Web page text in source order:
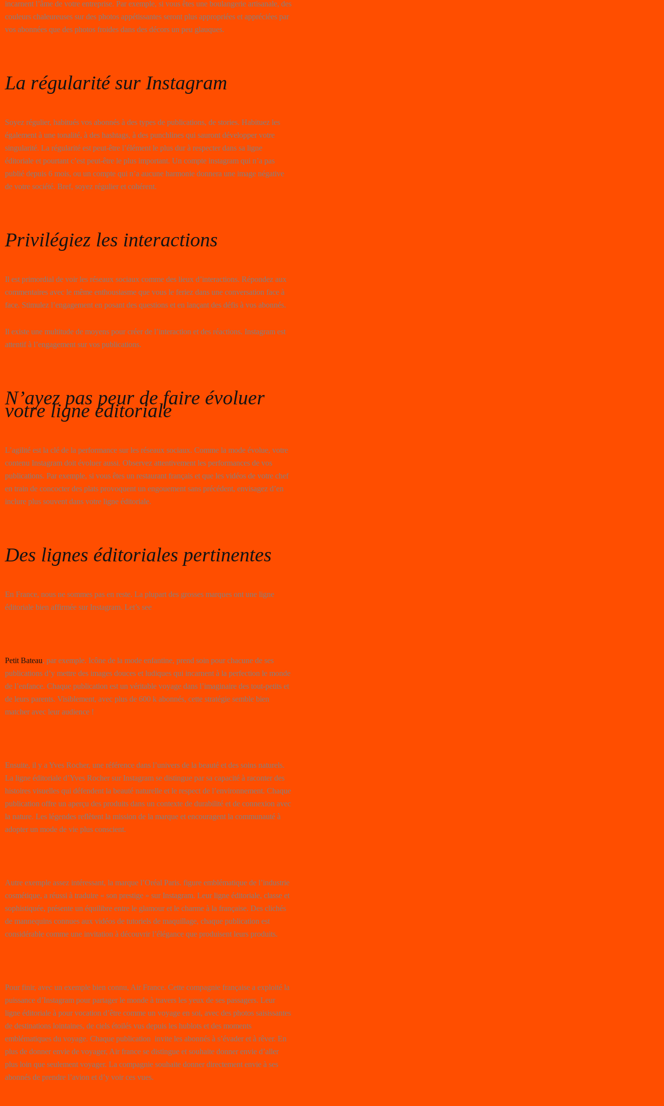
incarnent l’âme de votre entreprise. Par exemple, si vous êtes une boulangerie artisanale, des
couleurs chaleureuses sur des photos appétissantes seront plus appropriées et appréciées par
vos abonnées que des photos froides dans des décors un peu glauques.
La régularité sur Instagram
Soyez régulier, habitués vos abonnés à des types de publications, de stories. Habituez les
également à une tonalité, à des hashtags, à des punchlines qui sauront développer votre
singularité. La régularité est peut-être l’élément le plus dur à respecter dans sa ligne
éditoriale et pourtant c’est peut-être le plus important. Un compte instagram qui n’a pas
publié depuis 6 mois, ou un compte qui n’a aucune harmonie donnera une image négative
de votre société. Bref, soyez régulier et cohérent.
Privilégiez les interactions
Il est primordial de voir les réseaux sociaux comme des lieux d’interactions. Répondez aux
commentaires avec le même enthousiasme que vous le feriez dans une conversation face à
face. Stimulez l’engagement en posant des questions et en lançant des défis à vos abonnés.
Il existe une multitude de moyens pour créer de l’interaction et des réactions. Instagram est
attentif à l’engagement sur vos publications.
N’ayez pas peur de faire évoluer
votre ligne éditoriale
L’agilité est la clé de la performance sur les réseaux sociaux. Comme la mode évolue, votre
contenu Instagram doit évoluer aussi. Observez attentivement les performances de vos
publications. Par exemple, si vous êtes un restaurant français et que les vidéos de votre chef
en train de concocter des plats provoquent un engouement sans précédent, envisagez d’en
inclure plus souvent dans votre ligne éditoriale.
Des lignes éditoriales pertinentes
En France, nous ne sommes pas en reste. La plupart des grosses marques ont une ligne
éditoriale bien affirmée sur Instagram. Let’s see
Petit Bateau, par exemple. Icône de la mode enfantine, prend soin pour chacune de ses
publications d’y mettre des images douces et ludiques qui incarnent à la perfection le monde
de l’enfance. Chaque publication est un véritable voyage dans l’imaginaire des tout-petits et
de leurs parents. Visiblement, avec plus de 600 k abonnés, cette stratégie semble bien
matcher avec leur audience !
Ensuite, il y a Yves Rocher, une référence dans l’univers de la beauté et des soins naturels.
La ligne éditoriale d’Yves Rocher sur Instagram se distingue par sa capacité à raconter des
histoires visuelles qui défendent la beauté naturelle et le respect de l’environnement. Chaque
publication offre un aperçu des produits dans un contexte de durabilité et de connexion avec
la nature. Les légendes reflètent la mission de la marque et encouragent la communauté à
adopter un mode de vie plus conscient.
Autre exemple assez intéressant, la marque l’Oréal Paris. figure emblématique de l’industrie
cosmétique, a réussi à traduire « son prestige » sur Instagram. Leur ligne éditoriale, classe et
sophistiquée, présente un équilibre entre le glamour et le charme à la française. Des clichés
de mannequins connues aux vidéos de tutoriels de maquillage, chaque publication est
considérable comme une invitation à découvrir l’élégance que produisent leurs produits.
Pour finir, avec un exemple bien connu, Air France. Cette compagnie française a exploité la
puissance d’Instagram pour partager le monde à travers les yeux de ses passagers. Leur
ligne éditoriale à pour vocation d’être comme un voyage en soi, avec des photos saisissantes
de destinations lointaines, de ciels étoilés vus depuis les hublots et des moments
emblématiques du voyage. Chaque publication invite les abonnés à s’évader et à rêver. En
plus de donner envie de voyager, Air france se distingue et souhaite donner envie d’aller
plus loin que seulement voyager. La compagnie souhaite donner directement envie à ses
abonnés de prendre l’avion et d’y voir ces vues.